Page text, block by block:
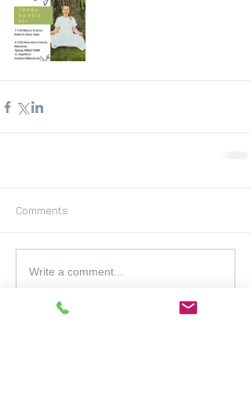
Comments
Write a comment...